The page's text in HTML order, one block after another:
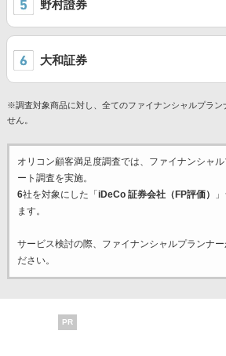
野村證券
大和証券
※調査対象商品に対し、全てのファイナンシャルプラン
せん。
オリコン顧客満足度調査では、ファイナンシャ
ート調査を実施。
6社を対象にした「 iDeCo 証券会社（FP評価）
ます。
サービス検討の際、ファイナンシャルプランナ
ださい。
PR